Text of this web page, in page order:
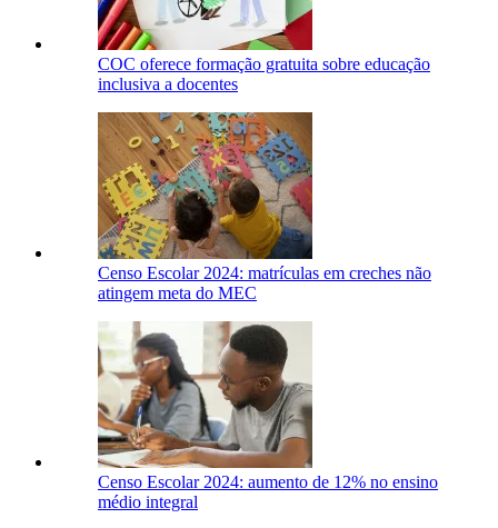
COC oferece formação gratuita sobre educação
inclusiva a docentes
Censo Escolar 2024: matrículas em creches não
atingem meta do MEC
Censo Escolar 2024: aumento de 12% no ensino
médio integral